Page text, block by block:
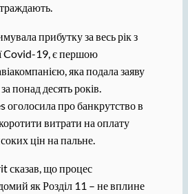
прибутку за весь рік з
Covid-19, є першою
яка подала заяву
понад десять років.
про банкрутство в
витрати на оплату
цін на пальне.
сказав, що процес
як Розділ 11 – не вплине